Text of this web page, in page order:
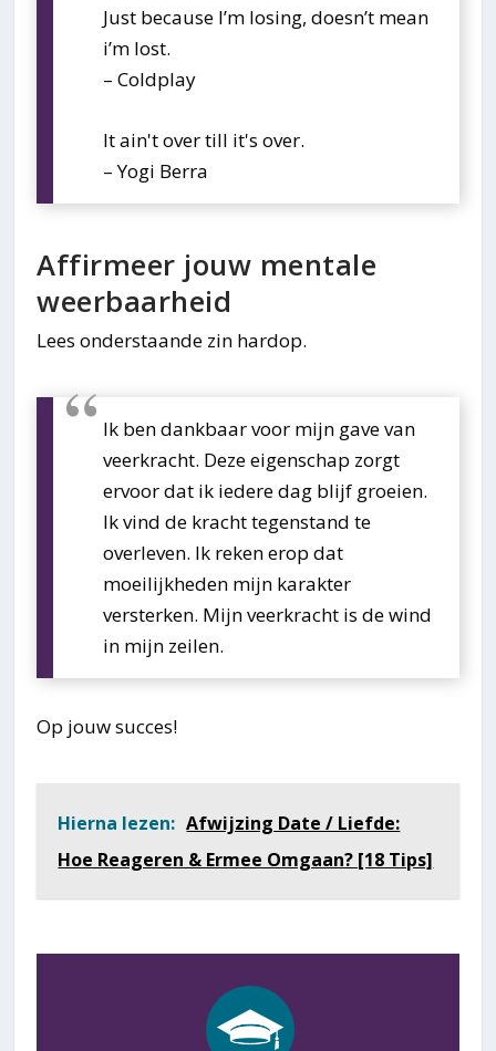
Just because I’m losing, doesn’t mean
i’m lost.
– Coldplay
It ain't over till it's over.
– Yogi Berra
Affirmeer jouw mentale
weerbaarheid
Lees onderstaande zin hardop.
Ik ben dankbaar voor mijn gave van
veerkracht. Deze eigenschap zorgt
ervoor dat ik iedere dag blijf groeien.
Ik vind de kracht tegenstand te
overleven. Ik reken erop dat
moeilijkheden mijn karakter
versterken. Mijn veerkracht is de wind
in mijn zeilen.
Op jouw succes!
Hierna lezen: Afwijzing Date / Liefde:
Hoe Reageren & Ermee Omgaan? [18 Tips]